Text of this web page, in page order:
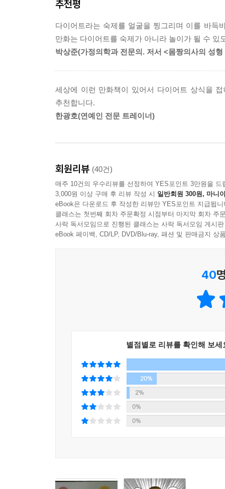
비만의 원인에서 해결법까지 체계적으로 알게 되는
수지의 생활습관을 면밀히 들여다보면, “살이 빠
고민들이 고스란히 담겨있다. 《다이어터》가
이유는 모두 당신의 생활습관, 식습관 때문이다.
고쳐나가기는 어려운 법. 악마같은 서찬희 트레
추천평
다이어트라는 숙제를 얼굴을 찡그리며 이를 바득
만화는 다이어트를 숙제가 아니라 놀이가 될 수 있
박상준(가정의학과 전문의. 저서 <몸짱의사의 성
세상에 이런 만화책이 있어서 다이어트 상식을
추천합니다.
한광호(연예인 전문 트레이너)
회원리뷰 (40건)
매주 10건의 우수리뷰를 선정하여 YES포인트 3만원을 드
3,000원 이상 구매 후 리뷰 작성 시 일반회원 300원, 마니
eBook은 다운로드 후 작성한 리뷰만 YES포인트 지급됩니
클래스는 첫번째 회차 주문확정 시점부터 마지막 회차 주
사락 독서모임으로 진행된 클래스는 사락 독서모임 게시
eBook 페이백, CD/LP, DVD/Blu-ray, 패션 및 판매금지 상
40
별점별로 리뷰를 확인해 보세
20%
2%
0%
0%